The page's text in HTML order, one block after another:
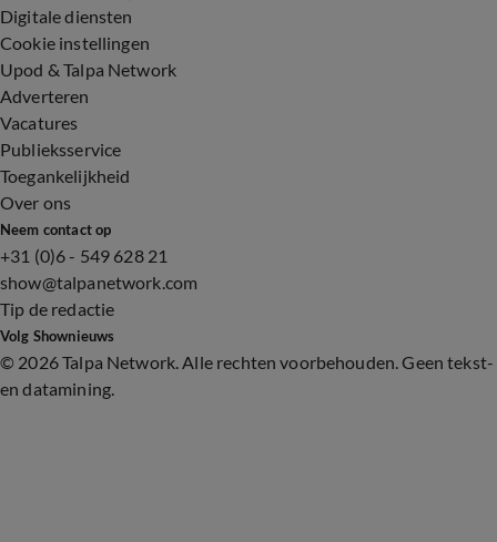
Digitale diensten
Cookie instellingen
Upod & Talpa Network
Adverteren
Vacatures
Publieksservice
Toegankelijkheid
Over ons
Neem contact op
+31 (0)6 - 549 628 21
show@talpanetwork.com
Tip de redactie
Volg Shownieuws
© 2026 Talpa Network. Alle rechten voorbehouden. Geen tekst-
en datamining.